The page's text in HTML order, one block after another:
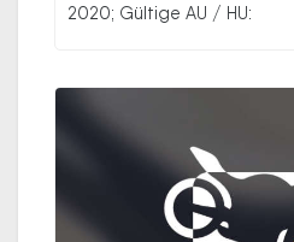
2020; Gültige AU / HU: